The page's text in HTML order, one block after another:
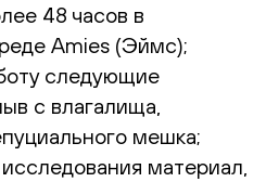
48 часов в
Amies (Эймс);
следующие
с влагалища,
мешка;
материал,